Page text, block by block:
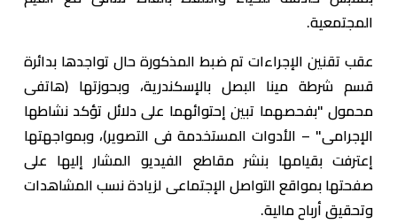
المجتمعية.
عقب تقنين الإجراءات تم ضبط المذكورة حال تواجدها بدائرة
قسم شرطة مينا البصل بالإسكندرية، وبحوزتها (هاتفى
محمول "بفحصهما تبين إحتوائهما على دلائل تؤكد نشاطها
الإجرامى" – الأدوات المستخدمة فى التصوير)، وبمواجهتها
إعترفت بقيامها بنشر مقاطع الفيديو المشار إليها على
صفحتها بمواقع التواصل الإجتماعى لزيادة نسب المشاهدات
وتحقيق أرباح مالية.